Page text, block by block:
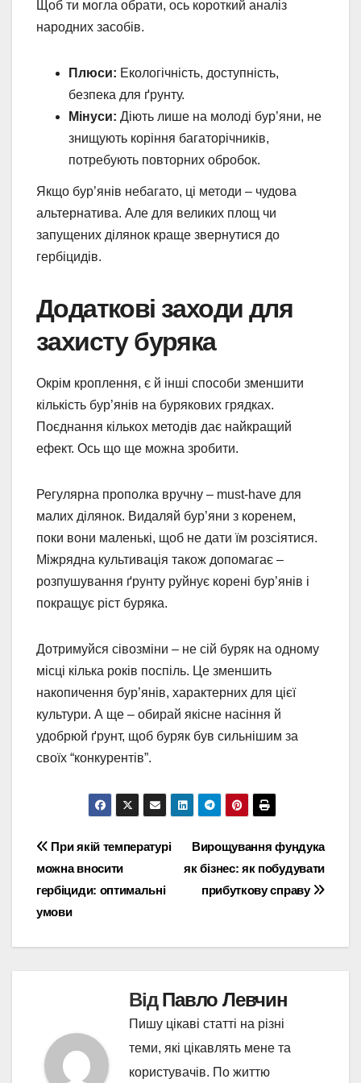
Щоб ти могла обрати, ось короткий аналіз
народних засобів.
Плюси: Екологічність, доступність,
безпека для ґрунту.
Мінуси: Діють лише на молоді бур’яни, не
знищують коріння багаторічників,
потребують повторних обробок.
Якщо бур’янів небагато, ці методи – чудова
альтернатива. Але для великих площ чи
запущених ділянок краще звернутися до
гербіцидів.
Додаткові заходи для
захисту буряка
Окрім кроплення, є й інші способи зменшити
кількість бур’янів на бурякових грядках.
Поєднання кількох методів дає найкращий
ефект. Ось що ще можна зробити.
Регулярна прополка вручну – must-have для
малих ділянок. Видаляй бур’яни з коренем,
поки вони маленькі, щоб не дати їм розсіятися.
Міжрядна культивація також допомагає –
розпушування ґрунту руйнує корені бур’янів і
покращує ріст буряка.
Дотримуйся сівозміни – не сій буряк на одному
місці кілька років поспіль. Це зменшить
накопичення бур’янів, характерних для цієї
культури. А ще – обирай якісне насіння й
удобрюй ґрунт, щоб буряк був сильнішим за
своїх “конкурентів”.
Навігація
записів
Вирощування фундука
як бізнес: як побудувати
прибуткову справу
При якій температурі
можна вносити
гербіциди: оптимальні
умови
ВідПавло Левчин
Пишу цікаві статті на різні
теми, які цікавлять мене та
користувачів. По життю